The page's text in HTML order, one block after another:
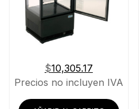
$10,305.17
Precios no incluyen IVA